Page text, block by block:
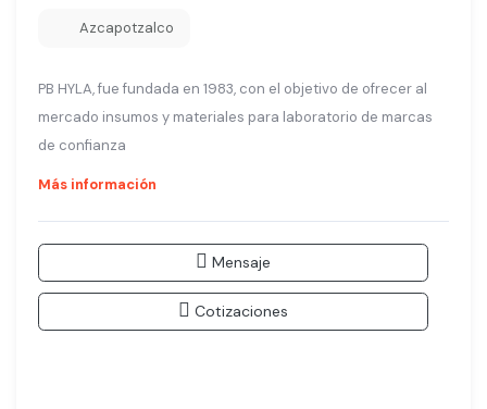
Azcapotzalco
PB HYLA, fue fundada en 1983, con el objetivo de ofrecer al
mercado insumos y materiales para laboratorio de marcas
de confianza
Más información
Mensaje
Cotizaciones